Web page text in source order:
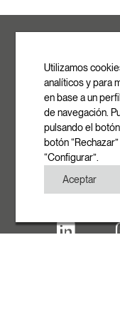
Ronda de la
Utilizamos
analíticos y para
en base a un
de navegación.
pulsando el
botón
“Configurar”.
Aceptar